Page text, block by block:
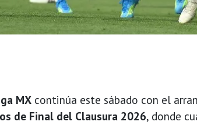
MX continúa este sábado con el
de Final del Clausura 2026, donde